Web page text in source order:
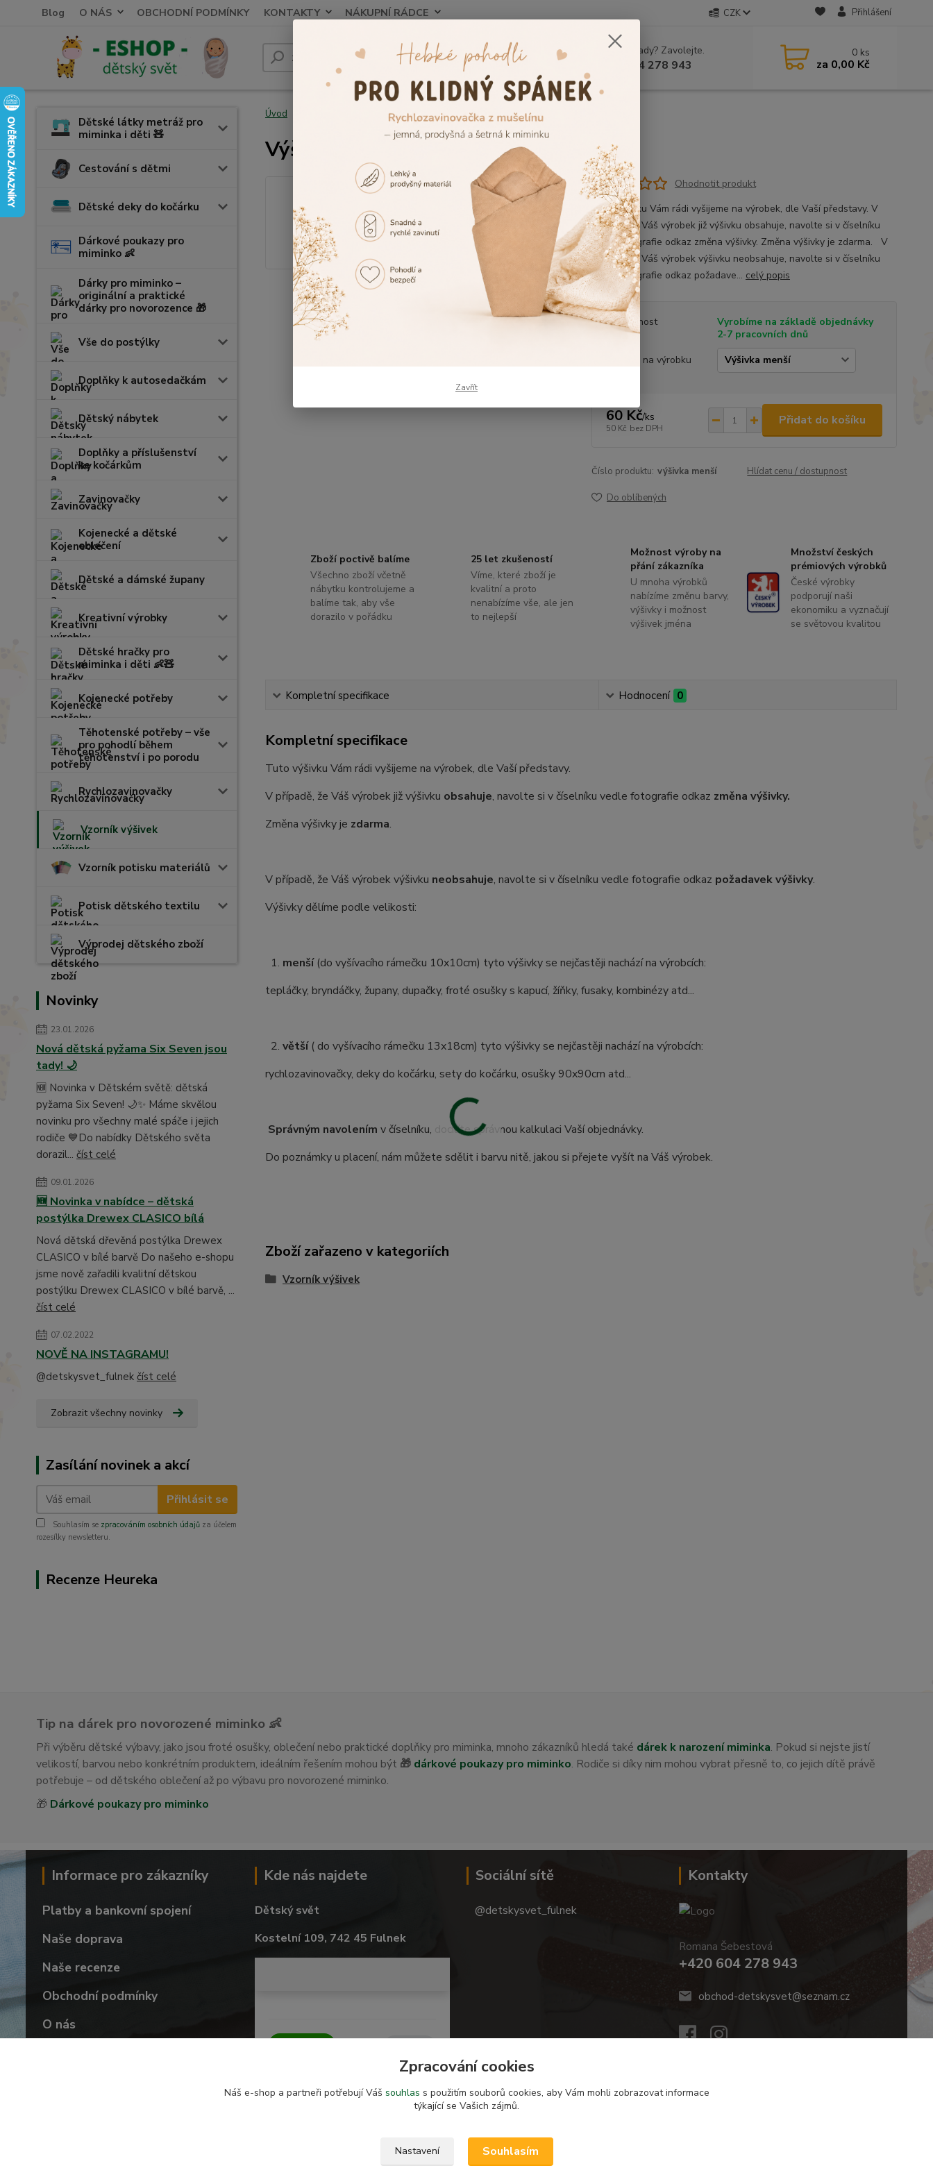
Blog O NÁS OBCHODNÍ PODMÍNKY KONTAKTY NÁKUPNÍ RÁDCE CZK Přihlášení
Hledat Nevíte si rady? Zavolejte.
+420 604 278 943
0 ks
za 0,00 Kč
Dětské látky metráž pro
miminka i děti 🧸
Cestování s dětmi
Dětské deky do kočárku
Dárkové poukazy pro
miminko 👶
Dárky pro miminko –
originální a praktické
dárky pro novorozence 🎁
Vše do postýlky
Doplňky k autosedačkám
Dětský nábytek
Doplňky a příslušenství
ke kočárkům
Zavinovačky
Kojenecké a dětské
oblečení
Dětské a dámské župany
Kreativní výrobky
Dětské hračky pro
miminka i děti 👶🧸
Kojenecké potřeby
Těhotenské potřeby – vše
pro pohodlí během
těhotenství i po porodu
Rychlozavinovačky
Vzorník výšivek
Vzorník potisku materiálů
Potisk dětského textilu
Výprodej dětského zboží
Novinky
23.01.2026
Nová dětská pyžama Six Seven jsou
tady! 🌙
🆕 Novinka v Dětském světě: dětská
pyžama Six Seven! 🌙✨ Máme skvělou
novinku pro všechny malé spáče i jejich
rodiče 💙Do nabídky Dětského světa
dorazil... číst celé
09.01.2026
🆕 Novinka v nabídce – dětská
postýlka Drewex CLASICO bílá
Nová dětská dřevěná postýlka Drewex
CLASICO v bílé barvě Do našeho e-shopu
jsme nově zařadili kvalitní dětskou
postýlku Drewex CLASICO v bílé barvě, ...
číst celé
07.02.2022
NOVĚ NA INSTAGRAMU!
@detskysvet_fulnek číst celé
Zobrazit všechny novinky
Zasílání novinek a akcí
Přihlásit se
Souhlasím se zpracováním osobních údajů za účelem
rozesílky newsletteru.
Recenze Heureka
Úvod Výšivka č.12
Výšivka č.12
Ohodnotit produkt
Tuto výšivku Vám rádi vyšijeme na výrobek, dle Vaší představy. V
případě, že Váš výrobek již výšivku obsahuje, navolte si v číselníku
vedle fotografie odkaz změna výšivky. Změna výšivky je zdarma. V
případě, že Váš výrobek výšivku neobsahuje, navolte si v číselníku
vedle fotografie odkaz požadave... celý popis
Dostupnost
Vyrobíme na základě objednávky
2-7 pracovních dnů
Výšivka na výrobku
60 Kč/ks
50 Kč bez DPH
Přidat do košíku
Číslo produktu: výšivka menší Hlídat cenu / dostupnost
Do oblíbených
Zboží poctivě balíme
Všechno zboží včetně
nábytku kontrolujeme a
balíme tak, aby vše
dorazilo v pořádku
25 let zkušeností
Víme, které zboží je
kvalitní a proto
nenabízíme vše, ale jen
to nejlepší
Možnost výroby na
přání zákazníka
U mnoha výrobků
nabízíme změnu barvy,
výšivky i možnost
výšivek jména
Množství českých
prémiových výrobků
České výrobky
podporují naši
ekonomiku a vyznačují
se světovou kvalitou
Kompletní specifikace Hodnocení 0
Kompletní specifikace
Tuto výšivku Vám rádi vyšijeme na výrobek, dle Vaší představy.
V případě, že Váš výrobek již výšivku obsahuje, navolte si v číselníku vedle fotografie odkaz změna výšivky.
Změna výšivky je zdarma.
V případě, že Váš výrobek výšivku neobsahuje, navolte si v číselníku vedle fotografie odkaz požadavek výšivky.
Výšivky dělíme podle velikosti:
1. menší(do vyšívacího rámečku 10x10cm) tyto výšivky se nejčastěji nachází na výrobcích:
tepláčky, bryndáčky, župany, dupačky, froté osušky s kapucí, žíňky, fusaky, kombinézy atd...
2. větší( do vyšívacího rámečku 13x18cm) tyto výšivky se nejčastěji nachází na výrobcích:
rychlozavinovačky, deky do kočárku, sety do kočárku, osušky 90x90cm atd...
Správným navolením v číselníku, docílíte správnou kalkulaci Vaší objednávky.
Do poznámky u placení, nám můžete sdělit i barvu nitě, jakou si přejete vyšít na Váš výrobek.
Zboží zařazeno v kategoriích
Vzorník výšivek
Tip na dárek pro novorozené miminko 👶
Při výběru dětské výbavy, jako jsou froté osušky, oblečení nebo praktické doplňky pro miminka, mnoho zákazníků hledá také dárek k narození miminka. Pokud si nejste jistí
velikostí, barvou nebo konkrétním produktem, ideálním řešením mohou být 🎁 dárkové poukazy pro miminko. Rodiče si díky nim mohou vybrat přesně to, co jejich dítě právě
potřebuje – od dětského oblečení až po výbavu pro novorozené miminko.
🎁 Dárkové poukazy pro miminko
Informace pro zákazníky
Platby a bankovní spojení
Naše doprava
Naše recenze
Obchodní podmínky
O nás
Kde nás najdete
Dětský svět
Kostelní 109, 742 45 Fulnek
Sociální sítě
@detskysvet_fulnek
Kontakty
Romana Šebestová
+420 604 278 943
obchod-detskysvet@seznam.cz
Zavřít
Zpracování cookies
Náš e-shop a partneři potřebují Váš souhlas s použitím souborů cookies, aby Vám mohli zobrazovat informace
týkající se Vašich zájmů.
Nastavení Souhlasím